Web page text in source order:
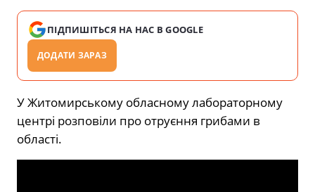
ПІДПИШІТЬСЯ НА НАС В GOOGLE
ДОДАТИ ЗАРАЗ
У Житомирському обласному лабораторному
центрі розповіли про отруєння грибами в
області.